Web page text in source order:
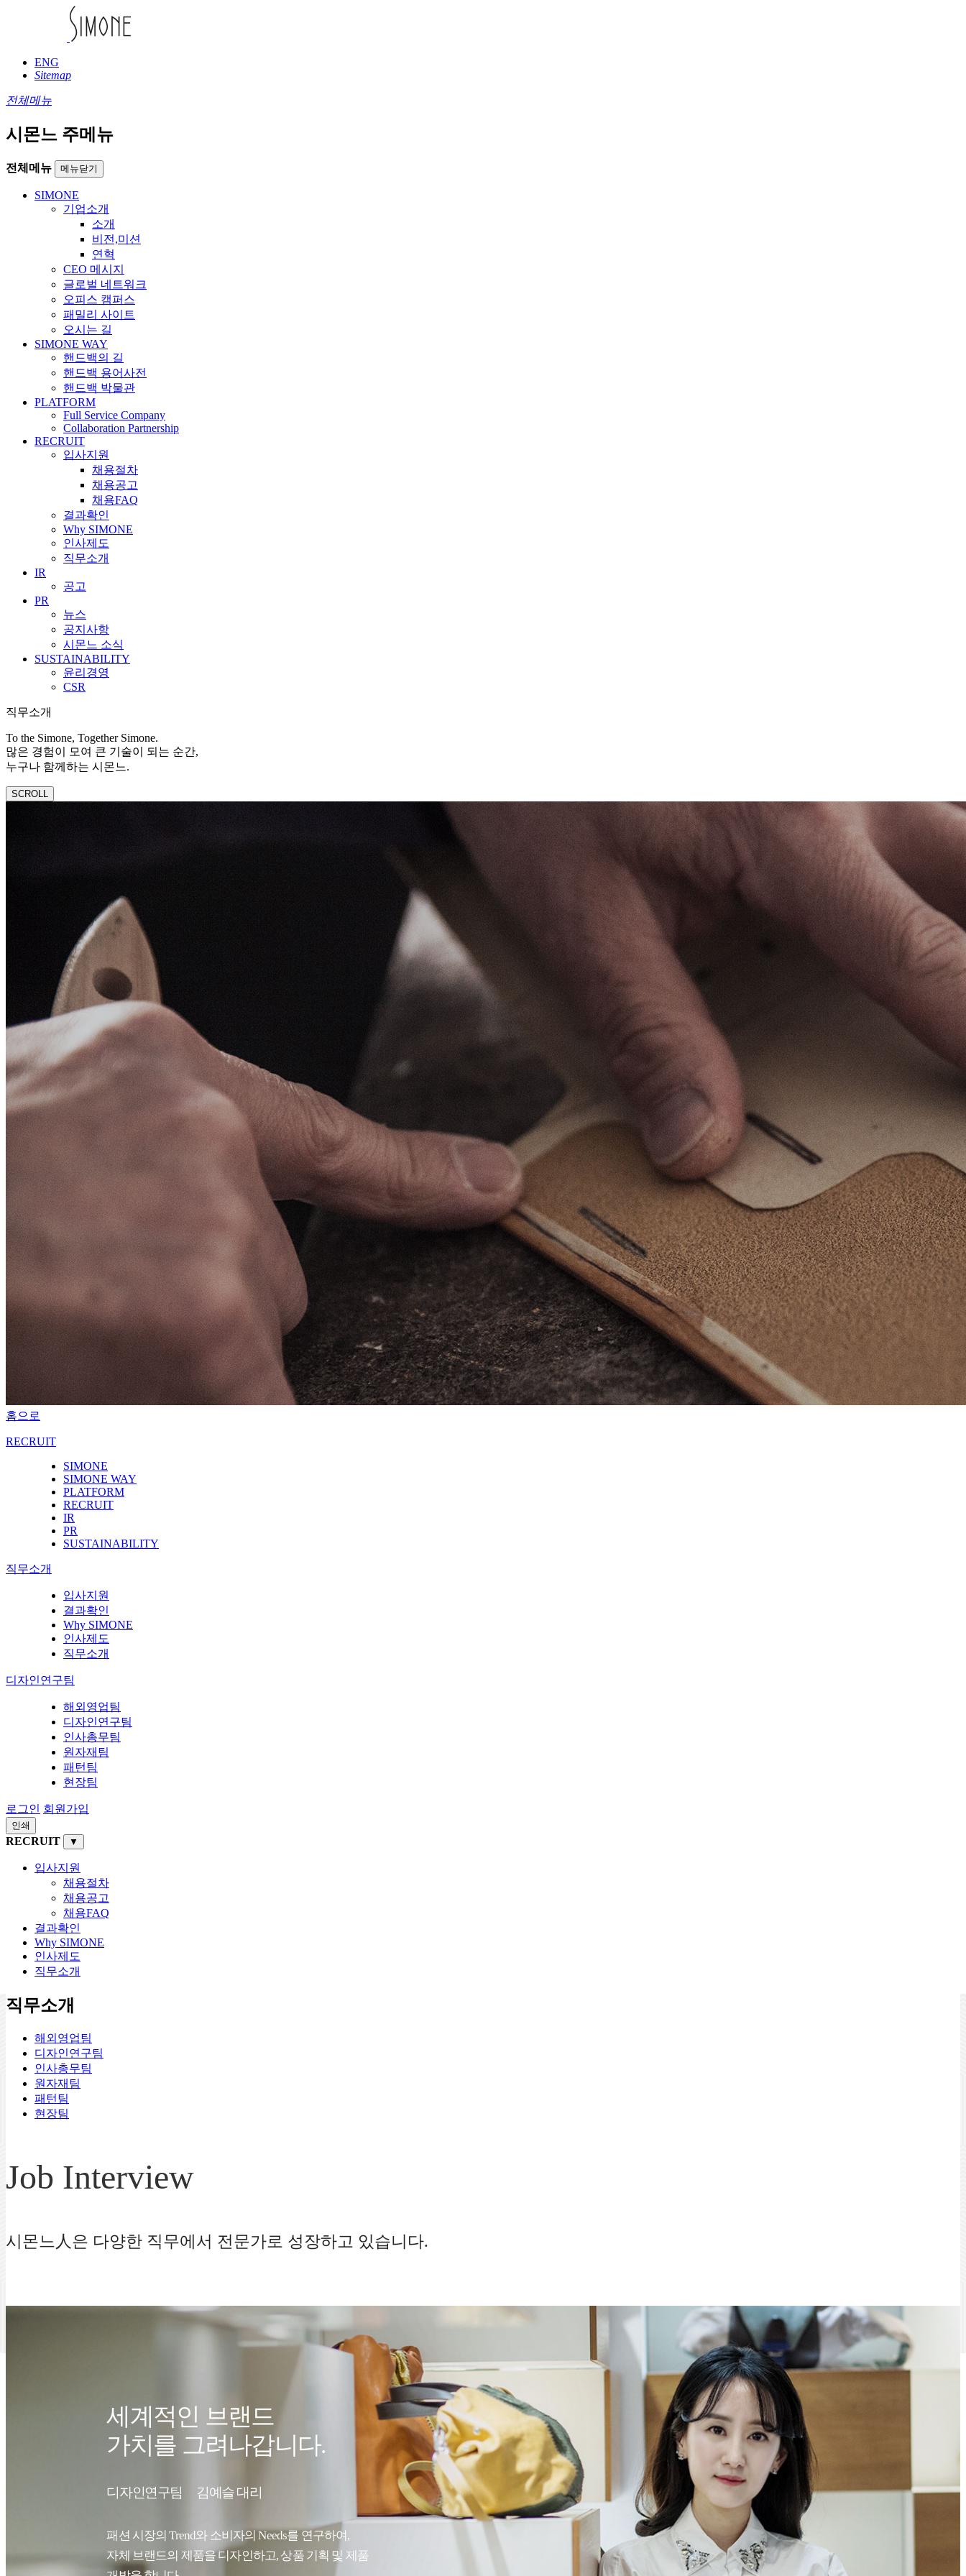
ENG
Sitemap
전체메뉴
시몬느 주메뉴
전체메뉴 메뉴닫기
SIMONE
기업소개
소개
비전,미션
연혁
CEO 메시지
글로벌 네트워크
오피스 캠퍼스
패밀리 사이트
오시는 길
SIMONE WAY
핸드백의 길
핸드백 용어사전
핸드백 박물관
PLATFORM
Full Service Company
Collaboration Partnership
RECRUIT
입사지원
채용절차
채용공고
채용FAQ
결과확인
Why SIMONE
인사제도
직무소개
IR
공고
PR
뉴스
공지사항
시몬느 소식
SUSTAINABILITY
윤리경영
CSR
직무소개
To the Simone, Together Simone.
많은 경험이 모여 큰 기술이 되는 순간,
누구나 함께하는 시몬느.
SCROLL
홈으로
RECRUIT
SIMONE
SIMONE WAY
PLATFORM
RECRUIT
IR
PR
SUSTAINABILITY
직무소개
입사지원
결과확인
Why SIMONE
인사제도
직무소개
디자인연구팀
해외영업팀
디자인연구팀
인사총무팀
원자재팀
패턴팀
현장팀
로그인 회원가입
인쇄
RECRUIT ▼
입사지원
채용절차
채용공고
채용FAQ
결과확인
Why SIMONE
인사제도
직무소개
직무소개
해외영업팀
디자인연구팀
인사총무팀
원자재팀
패턴팀
현장팀
Job Interview
시몬느人은 다양한 직무에서 전문가로 성장하고 있습니다.
세계적인 브랜드
가치를 그려나갑니다.
디자인연구팀 김예슬 대리
패션 시장의 Trend와 소비자의 Needs를 연구하여,
자체 브랜드의 제품을 디자인하고, 상품 기획 및 제품